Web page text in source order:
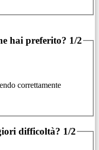
hai preferito? 1/2
correttamente
difficoltà? 1/2